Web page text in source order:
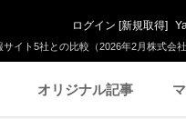
イト5社との比較（2026年2月株式会社
ログイン [新規取得]
オリジナル記事